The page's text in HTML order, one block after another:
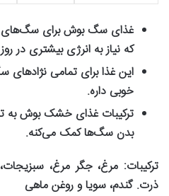
غذای سگ بوش برای سگ‌های
که نیاز به انرژی بیشتری در
این غذا برای تمامی
خوبی داره.
ترکیبات غذای خشک بوش به
بدن سگ‌ها کمک می‌کنه.
ترکیبات: مرغ، جگر مرغ،
ذرت. گندم، سویا و روغن ماهی